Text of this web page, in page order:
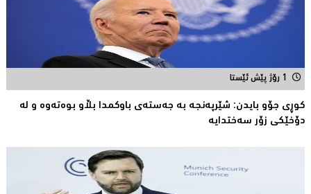
1 رۆژ پێش ئێستا
کوڕی جۆو بایدن: شێرپەنجە بە جەستەی باوکمدا بڵاو بوەتەوە و لە
دۆخێکی زۆر سەختدایە